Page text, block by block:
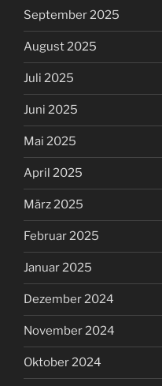
September 2025
August 2025
Juli 2025
Juni 2025
Mai 2025
April 2025
März 2025
Februar 2025
Januar 2025
Dezember 2024
November 2024
Oktober 2024